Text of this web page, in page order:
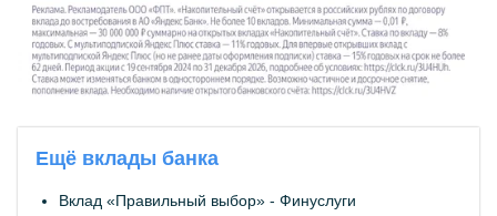
Ещё вклады банка
Вклад «Правильный выбор» - Финуслуги